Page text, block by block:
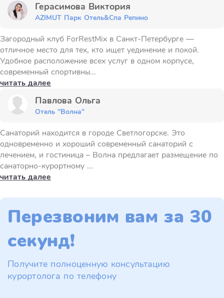
Герасимова Виктория
AZIMUT Парк Отель&Спа Репино
Загородный клуб ForRestMix в Санкт-Петербурге —
отличное место для тех, кто ищет уединение и покой.
Удобное расположение всех услуг в одном корпусе,
современный спортивны...
читать далее
Павлова Ольга
Отель "Волна"
Санаторий находится в городе Светлогорске. Это
одновременно и хороший современный санаторий с
лечением, и гостиница – Волна предлагает размещение по
санаторно-курортному ...
читать далее
Перезвоним вам за 30
секунд!
Получите полноценную консультацию
курортолога по телефону